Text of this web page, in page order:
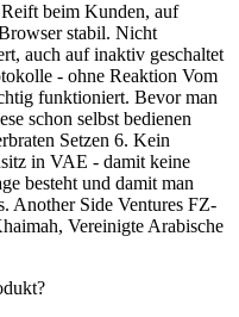
beim Kunden, auf
stabil. Nicht
auch auf inaktiv geschaltet
- ohne Reaktion Vom
funktioniert. Bevor man
schon selbst bedienen
Setzen 6. Kein
in VAE - damit keine
besteht und damit man
Another Side Ventures FZ-
Vereinigte Arabische